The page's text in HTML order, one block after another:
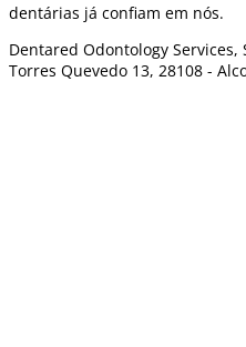
dentárias já confiam em nós.
Dentared Odontology Services,
Torres Quevedo 13, 28108 -